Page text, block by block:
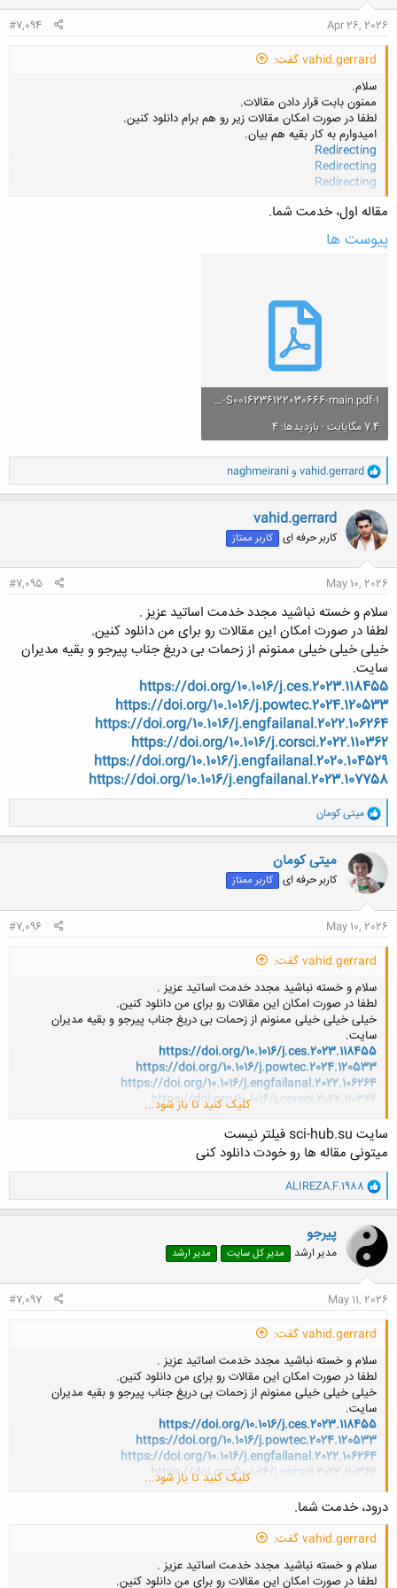
Apr 26, 2026
#7,094
vahid.gerrard گفت:
سلام.
ممنون بابت قرار دادن مقالات.
لطفا در صورت امکان مقالات زیر رو هم برام دانلود کنین.
امیدوارم به کار بقیه هم بیان.
Redirecting
Redirecting
Redirecting
مقاله اول، خدمت شما.
پیوست ها
1-s2.0-S0016236122030666-main.pdf
7.4 مگایابت · بازدیدها: 4
و
ا
ک
ن
ش
ه
ا
vahid.gerrard و naghmeirani
vahid.gerrard
کاربر حرفه ای کاربر ممتاز
May 10, 2026
#7,095
سلام و خسته نباشید مجدد خدمت اساتید عزیز .
لطفا در صورت امکان این مقالات رو برای من دانلود کنین.
خیلی خیلی خیلی ممنونم از زحمات بی دریغ جناب پیرجو و بقیه مدیران
سایت.
https://doi.org/10.1016/j.ces.2023.118455
https://doi.org/10.1016/j.powtec.2024.120533
https://doi.org/10.1016/j.engfailanal.2022.106264
https://doi.org/10.1016/j.corsci.2022.110362
https://doi.org/10.1016/j.engfailanal.2020.104529
https://doi.org/10.1016/j.engfailanal.2023.107758
و
ا
ک
ن
ش
ه
ا
میتی کومان
میتی کومان
کاربر حرفه ای کاربر ممتاز
May 10, 2026
#7,096
vahid.gerrard گفت:
سلام و خسته نباشید مجدد خدمت اساتید عزیز .
لطفا در صورت امکان این مقالات رو برای من دانلود کنین.
خیلی خیلی خیلی ممنونم از زحمات بی دریغ جناب پیرجو و بقیه مدیران
سایت.
https://doi.org/10.1016/j.ces.2023.118455
https://doi.org/10.1016/j.powtec.2024.120533
https://doi.org/10.1016/j.engfailanal.2022.106264
https://doi.org/10.1016/j.corsci.2022.110362
https://doi.org/10.1016/j.engfailanal.2020.104529
https://doi.org/10.1016/j.engfailanal.2023.107758
کلیک کنید تا باز شود...
سایت sci-hub.su فیلتر نیست
میتونی مقاله ها رو خودت دانلود کنی
و
ا
ک
ن
ش
ه
ا
ALIREZA.F.1988
پیرجو
مدیر ارشد مدیر کل سایت مدیر ارشد
May 11, 2026
#7,097
vahid.gerrard گفت:
سلام و خسته نباشید مجدد خدمت اساتید عزیز .
لطفا در صورت امکان این مقالات رو برای من دانلود کنین.
خیلی خیلی خیلی ممنونم از زحمات بی دریغ جناب پیرجو و بقیه مدیران
سایت.
https://doi.org/10.1016/j.ces.2023.118455
https://doi.org/10.1016/j.powtec.2024.120533
https://doi.org/10.1016/j.engfailanal.2022.106264
https://doi.org/10.1016/j.corsci.2022.110362
https://doi.org/10.1016/j.engfailanal.2020.104529
https://doi.org/10.1016/j.engfailanal.2023.107758
کلیک کنید تا باز شود...
درود، خدمت شما.
vahid.gerrard گفت:
سلام و خسته نباشید مجدد خدمت اساتید عزیز .
لطفا در صورت امکان این مقالات رو برای من دانلود کنین.